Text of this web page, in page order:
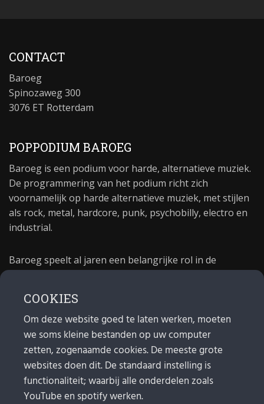
CONTACT
Baroeg
Spinozaweg 300
3076 ET Rotterdam
POPPODIUM BAROEG
Baroeg is een podium voor harde, alternatieve muziek.
De programmering van het podium richt zich
voornamelijk op harde alternatieve muziek, met stijlen
als rock, metal, hardcore, punk, psychobilly, electro en
industrial.
Baroeg speelt al jaren een belangrijke rol in de
culturele sector van Rotterdam. In 1981 begon Baroeg
poppodium 40 jaar.
MAIL
Algemeen: info@baroeg.nl
Bands & boeking: leon@baroeg.nl
Promotie & publiciteit: francis@baroeg.nl
COOKIES
Om deze website goed te laten werken, moeten
we soms kleine bestanden op uw computer
zetten, zogenaamde cookies. De meeste grote
websites doen dit. De standaard instelling is
functionaliteit; waarbij alle onderdelen zoals
YouTube en spotify werken.